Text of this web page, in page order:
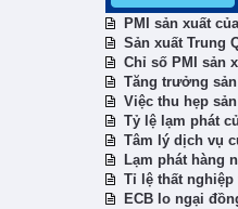
PMI sản xuất
Sản xuất Trung
Chỉ số PMI sản
Tăng trưởng
Việc thu hẹp
Tỷ lệ lạm phát
Tâm lý dịch vụ
Lạm phát hàng
Tỉ lệ thất nghiệp
ECB lo ngại